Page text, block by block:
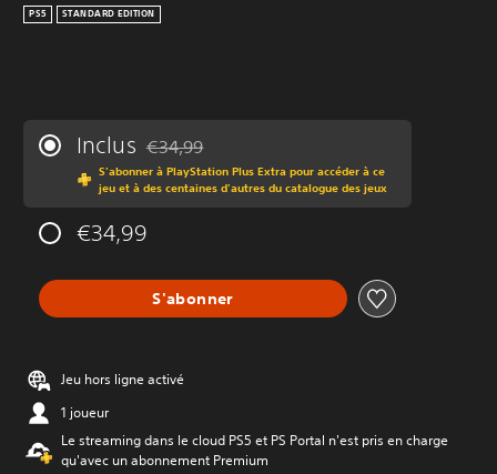
PS5 STANDARD EDITION
Inclus Remise par rapport au prix d'origine de €34,99
€34,99
S'abonner à PlayStation Plus Extra pour accéder à ce
jeu et à des centaines d'autres du catalogue des jeux
€34,99
S'abonner
Jeu hors ligne activé
1 joueur
Le streaming dans le cloud PS5 et PS Portal n'est pris en charge
qu'avec un abonnement Premium